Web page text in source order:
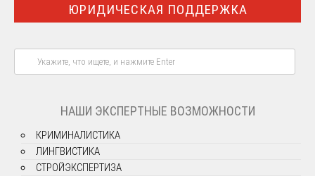
ЮРИДИЧЕСКАЯ ПОДДЕРЖКА
НАШИ ЭКСПЕРТНЫЕ ВОЗМОЖНОСТИ
КРИМИНАЛИСТИКА
ЛИНГВИСТИКА
СТРОЙЭКСПЕРТИЗА